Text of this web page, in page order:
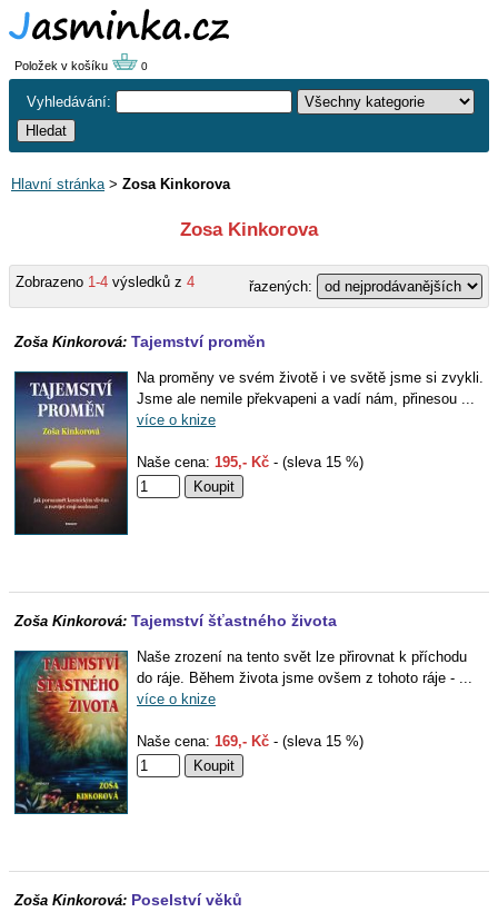
Položek v košíku 0
Vyhledávání:
Hlavní stránka> Zosa Kinkorova
Zosa Kinkorova
Zobrazeno 1-4 výsledků z 4 řazených:
Zoša Kinkorová: Tajemství proměn
Na proměny ve svém životě i ve světě jsme si zvykli.
Jsme ale nemile překvapeni a vadí nám, přinesou ...
více o knize
Naše cena: 195,- Kč - (sleva 15 %)
Zoša Kinkorová: Tajemství šťastného života
Naše zrození na tento svět lze přirovnat k příchodu
do ráje. Během života jsme ovšem z tohoto ráje - ...
více o knize
Naše cena: 169,- Kč - (sleva 15 %)
Zoša Kinkorová: Poselství věků